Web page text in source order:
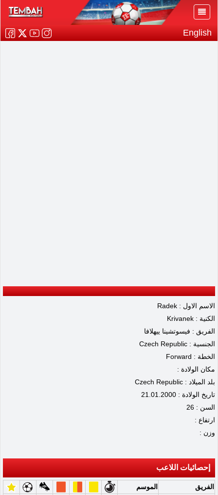
English
الاسم الاول : Radek
الكنية : Krivanek
الفريق : فيسوتشينا ييهلافا
الجنسية : Czech Republic
الخطة : Forward
مكان الولادة :
بلد الميلاد : Czech Republic
تاريخ الولادة : 21.01.2000
السن : 26
ارتفاع :
وزن :
إحصائيات اللاعب
الفريق
الموسم